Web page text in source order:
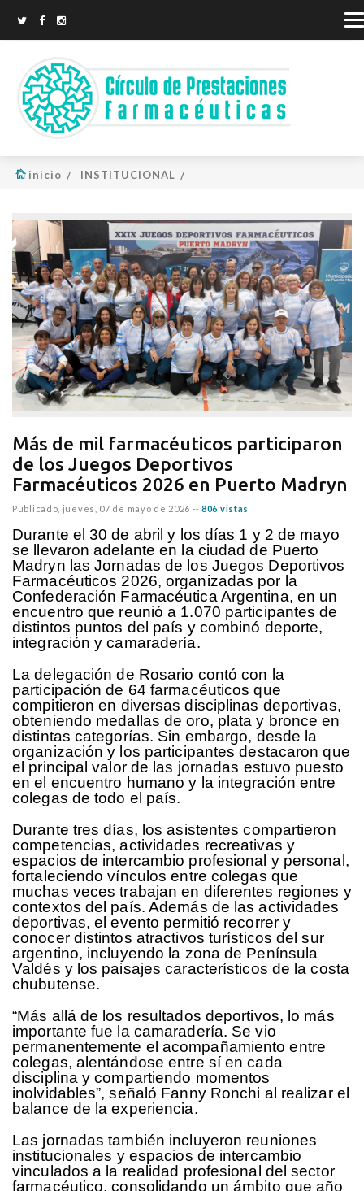
inicio INSTITUCIONAL
Más de mil farmacéuticos participaron
de los Juegos Deportivos
Farmacéuticos 2026 en Puerto Madryn
Publicado, jueves, 07 de mayo de 2026 -- 806 vistas
Durante el 30 de abril y los días 1 y 2 de mayo
se llevaron adelante en la ciudad de Puerto
Madryn las Jornadas de los Juegos Deportivos
Farmacéuticos 2026, organizadas por la
Confederación Farmacéutica Argentina, en un
encuentro que reunió a 1.070 participantes de
distintos puntos del país y combinó deporte,
integración y camaradería.
La delegación de Rosario contó con la
participación de 64 farmacéuticos que
compitieron en diversas disciplinas deportivas,
obteniendo medallas de oro, plata y bronce en
distintas categorías. Sin embargo, desde la
organización y los participantes destacaron que
el principal valor de las jornadas estuvo puesto
en el encuentro humano y la integración entre
colegas de todo el país.
Durante tres días, los asistentes compartieron
competencias, actividades recreativas y
espacios de intercambio profesional y personal,
fortaleciendo vínculos entre colegas que
muchas veces trabajan en diferentes regiones y
contextos del país. Además de las actividades
deportivas, el evento permitió recorrer y
conocer distintos atractivos turísticos del sur
argentino, incluyendo la zona de Península
Valdés y los paisajes característicos de la costa
chubutense.
“Más allá de los resultados deportivos, lo más
importante fue la camaradería. Se vio
permanentemente el acompañamiento entre
colegas, alentándose entre sí en cada
disciplina y compartiendo momentos
inolvidables”, señaló Fanny Ronchi al realizar el
balance de la experiencia.
Las jornadas también incluyeron reuniones
institucionales y espacios de intercambio
vinculados a la realidad profesional del sector
farmacéutico, consolidando un ámbito que año